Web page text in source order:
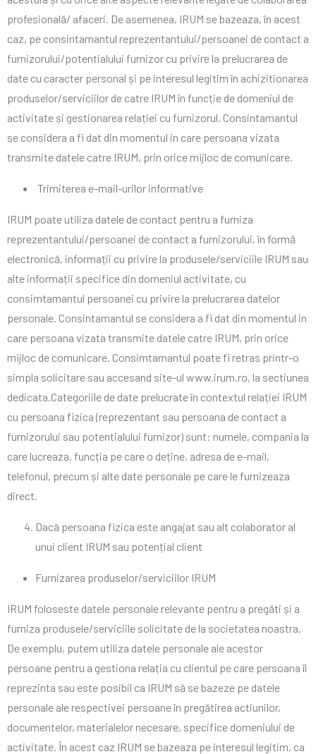
profesională/ afaceri. De asemenea, IRUM se bazeaza, în acest
caz, pe consintamantul reprezentantului/persoanei de contact a
furnizorului/potentialului furnizor cu privire la prelucrarea de
date cu caracter personal și pe interesul legitim în achizitionarea
produselor/serviciilor de catre IRUM în funcție de domeniul de
activitate și gestionarea relației cu furnizorul. Consintamantul
se considera a fi dat din momentul in care persoana vizata
transmite datele catre IRUM, prin orice mijloc de comunicare.
Trimiterea e-mail-urilor informative
IRUM poate utiliza datele de contact pentru a furniza
reprezentantului/persoanei de contact a furnizorului, în formă
electronică, informații cu privire la produsele/serviciile IRUM sau
alte informații specifice din domeniul activitate, cu
consimtamantul persoanei cu privire la prelucrarea datelor
personale. Consintamantul se considera a fi dat din momentul in
care persoana vizata transmite datele catre IRUM, prin orice
mijloc de comunicare. Consimtamantul poate fi retras printr-o
simpla solicitare sau accesand site-ul www.irum.ro, la sectiunea
dedicata.Categoriile de date prelucrate în contextul relației IRUM
cu persoana fizica (reprezentant sau persoana de contact a
furnizorului sau potentialului furnizor) sunt: numele, compania la
care lucreaza, funcția pe care o deține, adresa de e-mail,
telefonul, precum și alte date personale pe care le furnizeaza
direct.
Dacă persoana fizica este angajat sau alt colaborator al
unui client IRUM sau potențial client
Furnizarea produselor/serviciilor IRUM
IRUM foloseste datele personale relevante pentru a pregăti și a
furniza produsele/serviciile solicitate de la societatea noastra.
De exemplu, putem utiliza datele personale ale acestor
persoane pentru a gestiona relația cu clientul pe care persoana îl
reprezinta sau este posibil ca IRUM să se bazeze pe datele
personale ale respectivei persoane în pregătirea actiunilor,
documentelor, materialelor necesare, specifice domeniului de
activitate. În acest caz IRUM se bazeaza pe interesul legitim, ca